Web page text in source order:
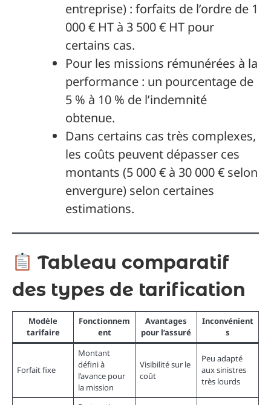
entreprise) : forfaits de l’ordre de 1
000 € HT à 3 500 € HT pour
certains cas.
Pour les missions rémunérées à la
performance : un pourcentage de
5 % à 10 % de l’indemnité
obtenue.
Dans certains cas très complexes,
les coûts peuvent dépasser ces
montants (5 000 € à 30 000 € selon
envergure) selon certaines
estimations.
Tableau comparatif
des types de tarification
Modèle
tarifaire
Fonctionnem
ent
Avantages
pour l’assuré
Inconvénient
s
Forfait fixe
Montant
défini à
l’avance pour
la mission
Visibilité sur le
coût
Peu adapté
aux sinistres
très lourds